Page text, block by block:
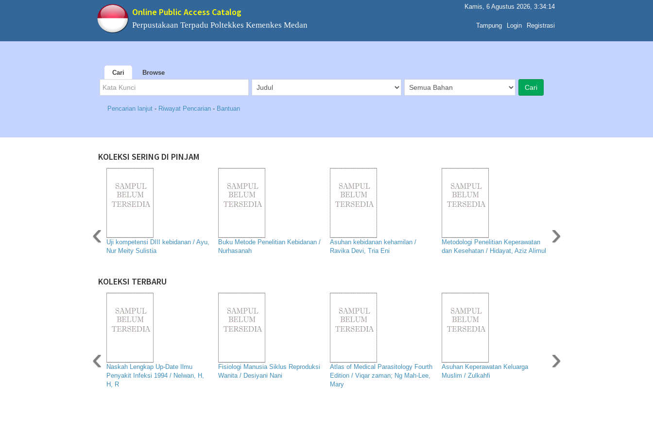
Online Public Access Catalog
Perpustakaan Terpadu Poltekkes Kemenkes Medan
Kamis, 6 Agustus 2026, 3:34:14
Tampung Login Registrasi
Cari Browse
Pencarian lanjut - Riwayat Pencarian - Bantuan
KOLEKSI SERING DI PINJAM
Uji kompetensi DIII kebidanan / Ayu,
Nur Meity Sulistia
Buku Metode Penelitian Kebidanan /
Nurhasanah
Asuhan kebidanan kehamilan /
Ravika Devi, Tria Eni
Metodologi Penelitian Keperawatan
dan Kesehatan / Hidayat, Aziz Alimul
‹ ›
KOLEKSI TERBARU
Naskah Lengkap Up-Date Ilmu
Penyakit Infeksi 1994 / Nelwan, H,
H, R
Fisiologi Manusia Siklus Reproduksi
Wanita / Desiyani Nani
Atlas of Medical Parasitology Fourth
Edition / Viqar zaman; Ng Mah-Lee,
Mary
Asuhan Keperawatan Keluarga
Muslim / Zulkahfi
‹ ›